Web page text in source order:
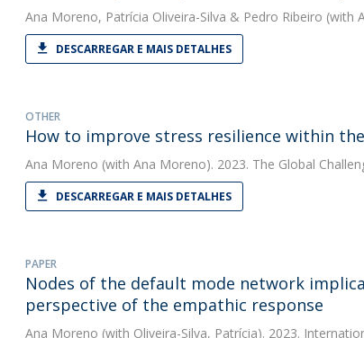
Ana Moreno, Patrícia Oliveira-Silva & Pedro Ribeiro (with
DESCARREGAR E MAIS DETALHES
OTHER
How to improve stress resilience within
Ana Moreno (with Ana Moreno). 2023. The Global
DESCARREGAR E MAIS DETALHES
PAPER
Nodes of the default mode network
perspective of the empathic response
Ana Moreno (with Oliveira-Silva, Patrícia). 2023.